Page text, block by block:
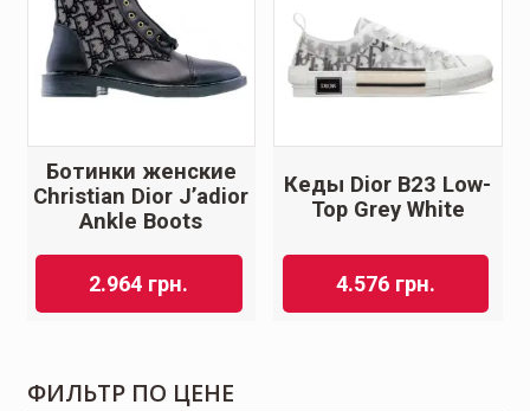
Ботинки женские
Christian Dior J’adior
Ankle Boots
2.964 грн.
Кеды Dior B23 Low-
Top Grey White
4.576 грн.
ФИЛЬТР ПО ЦЕНЕ